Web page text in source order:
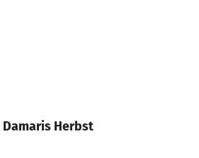
Herbst